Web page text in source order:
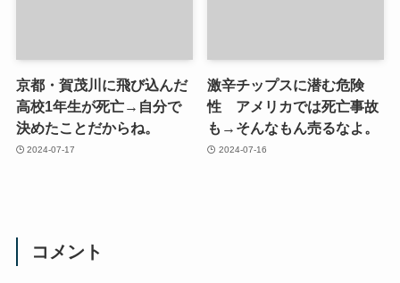
京都・賀茂川に飛び込んだ
高校1年生が死亡→自分で
決めたことだからね。
2024-07-17
激辛チップスに潜む危険
性 アメリカでは死亡事故
も→そんなもん売るなよ。
2024-07-16
コメント